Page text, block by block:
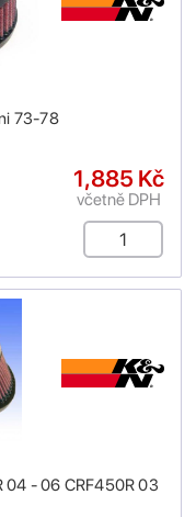
73-78
1,885 Kč
včetně DPH
04 - 06 CRF450R 03